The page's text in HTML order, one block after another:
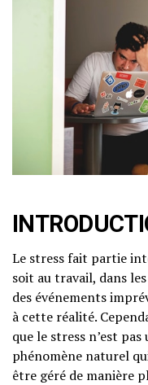
Le stress fait partie
soit au travail, dans
des événements
à cette réalité.
que le stress n’est
phénomène naturel
être géré de manière